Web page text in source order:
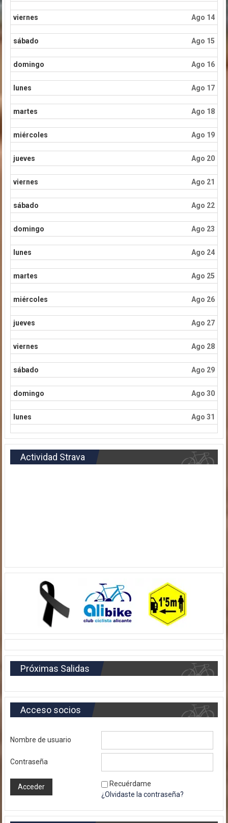
viernes Ago 14
sábado Ago 15
domingo Ago 16
lunes Ago 17
martes Ago 18
miércoles Ago 19
jueves Ago 20
viernes Ago 21
sábado Ago 22
domingo Ago 23
lunes Ago 24
martes Ago 25
miércoles Ago 26
jueves Ago 27
viernes Ago 28
sábado Ago 29
domingo Ago 30
lunes Ago 31
Actividad Strava
Próximas Salidas
Acceso socios
Nombre de usuario
Contraseña
Recuérdame
¿Olvidaste la contraseña?